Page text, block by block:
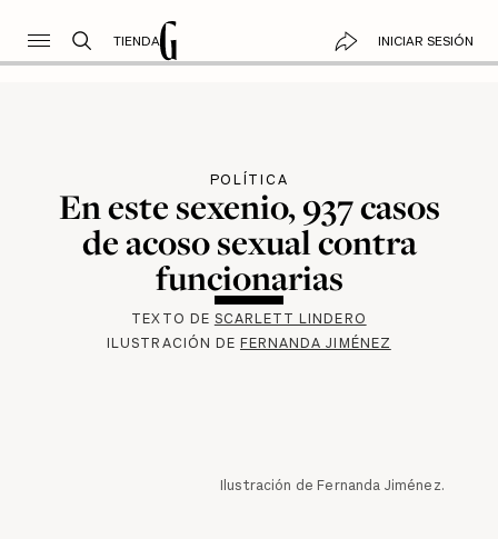
TIENDA INICIAR SESIÓN
POLÍTICA
En este sexenio, 937 casos
de acoso sexual contra
funcionarias
TEXTO DE SCARLETT LINDERO
ILUSTRACIÓN DE FERNANDA JIMÉNEZ
Ilustración de Fernanda Jiménez.